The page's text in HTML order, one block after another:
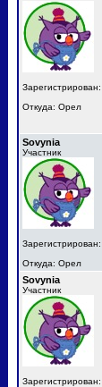
Откуда: Орел
Sovynia
Участник
Откуда: Орел
Sovynia
Участник